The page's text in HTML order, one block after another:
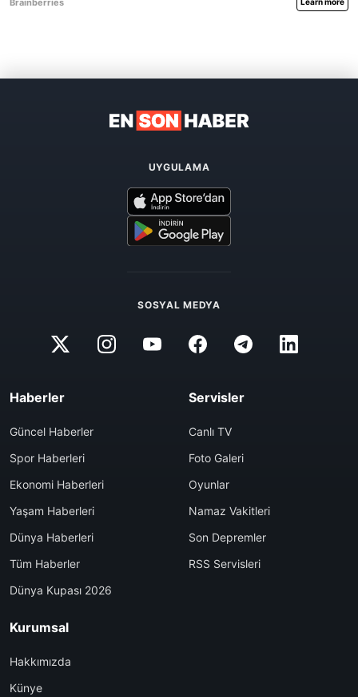
UYGULAMA
SOSYAL MEDYA
Haberler
Güncel Haberler
Spor Haberleri
Ekonomi Haberleri
Yaşam Haberleri
Dünya Haberleri
Tüm Haberler
Dünya Kupası 2026
Servisler
Canlı TV
Foto Galeri
Oyunlar
Namaz Vakitleri
Son Depremler
RSS Servisleri
Kurumsal
Hakkımızda
Künye